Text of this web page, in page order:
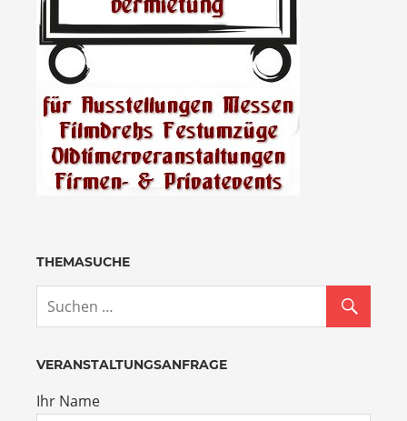
THEMASUCHE
VERANSTALTUNGSANFRAGE
Ihr Name